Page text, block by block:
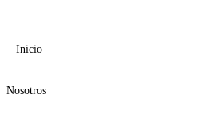
Inicio
Nosotros